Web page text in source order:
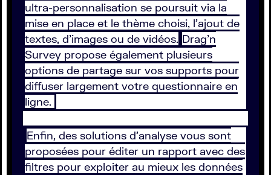
ultra-personnalisation se poursuit via la
mise en place et le thème choisi, l’ajout de
textes, d’images ou de vidéos. Drag’n
Survey propose également plusieurs
options de partage sur vos supports pour
diffuser largement votre questionnaire en
ligne.
Enfin, des solutions d’analyse vous sont
proposées pour éditer un rapport avec des
filtres pour exploiter au mieux les données